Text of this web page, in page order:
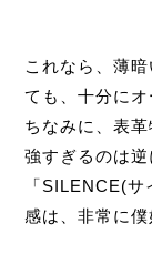
これなら、薄
ても、十分に
ちなみに、表
強すぎるのは
「SILENCE(サ
感は、非常に僕